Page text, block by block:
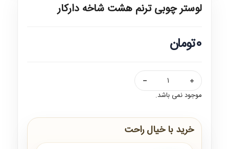
لوستر چوبی ترنم هشت شاخه دارکار
0تومان
موجود نمی باشد.
خرید با خیال راحت